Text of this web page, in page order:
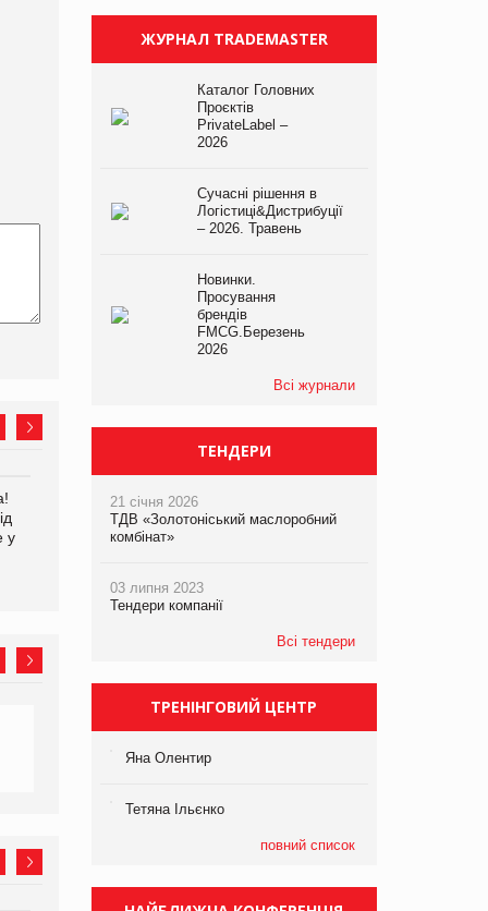
у
EVA.UA запустила
кампанію «Хто б знав» про
асортимент, якого покупці
збиток у першому півріччі
ЖУРНАЛ TRADEMASTER
Каталог Головних
Проєктів
PrivateLabel –
2026
Сучасні рішення в
Логістиці&Дистрибуції
– 2026. Травень
Новинки.
Просування
брендів
FMCG.Березень
2026
Всі журнали
ТЕНДЕРИ
21 січня 2026
ТДВ «Золотоніський маслоробний
комбінат»
03 липня 2023
Тендери компанії
Всі тендери
ТРЕНІНГОВИЙ ЦЕНТР
Яна Олентир
Тетяна Ільєнко
повний список